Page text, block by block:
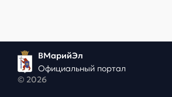
ВМарийЭл
Официальный портал
© 2026